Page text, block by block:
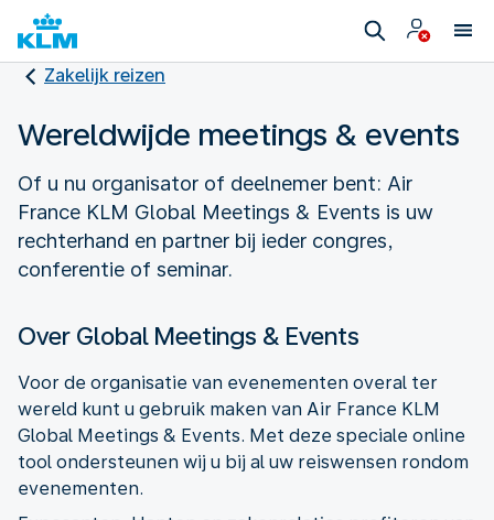
Zakelijk reizen
Wereldwijde meetings & events
Of u nu organisator of deelnemer bent: Air
France KLM Global Meetings & Events is uw
rechterhand en partner bij ieder congres,
conferentie of seminar.
Over Global Meetings & Events
Voor de organisatie van evenementen overal ter
wereld kunt u gebruik maken van Air France KLM
Global Meetings & Events. Met deze speciale online
tool ondersteunen wij u bij al uw reiswensen rondom
evenementen.